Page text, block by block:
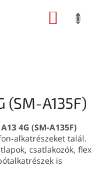
KOSÁR
(SM-A135F)
4G (SM-A135F)
alkatrészeket talál.
csatlakozók, flex
is